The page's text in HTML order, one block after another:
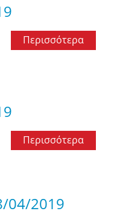
Περισσότερα
Περισσότερα
2019